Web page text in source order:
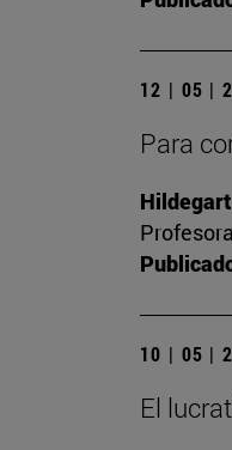
12 | 05 |
Para
10 | 05 |
El